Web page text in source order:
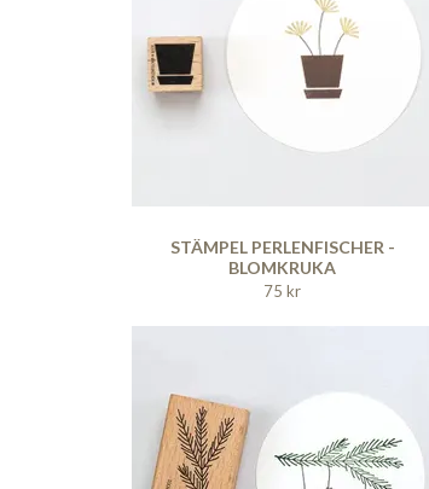
STÄMPEL PERLENFISCHER -
BLOMKRUKA
75 kr